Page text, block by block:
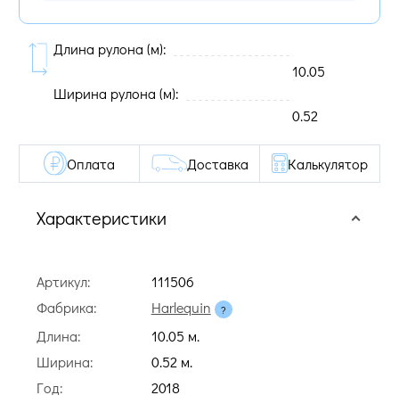
Длина рулона (м):
10.05
Ширина рулона (м):
0.52
Характеристики
Артикул:
111506
Фабрика:
Harlequin
Длина:
10.05 м.
Ширина:
0.52 м.
Год:
2018
Оплата Доставка Калькулятор